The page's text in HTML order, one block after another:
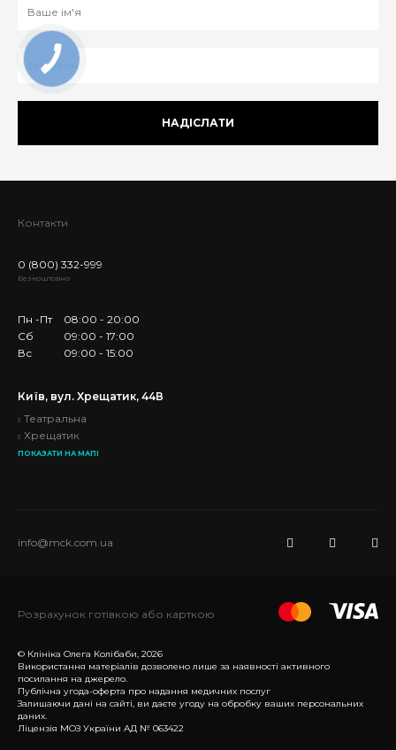
НАДІСЛАТИ
Контакти
0 (800) 332-999
Безкоштовно
Пн -Пт
08:00 - 20:00
Сб
09:00 - 17:00
Вс
09:00 - 15:00
Київ, вул. Хрещатик, 44В
Театральна
Хрещатик
ПОКАЗАТИ НА МАПІ
info@mck.com.ua
© Клініка Олега Колібаби, 2026
Використання матеріалів дозволено лише за наявності активного
посилання на джерело.
Публічна угода-оферта про надання медичних послуг
Залишаючи дані на сайті, ви даєте угоду на обробку ваших персональних
даних.
Ліцензія МОЗ України АД № 063422
Розрахунок готівкою або карткою